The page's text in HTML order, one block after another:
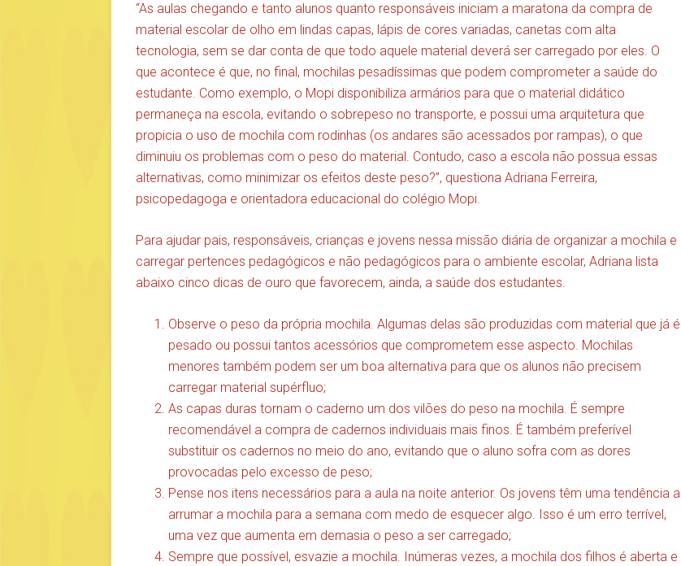
“As aulas chegando e tanto alunos quanto responsáveis iniciam a maratona da compra de
material escolar de olho em lindas capas, lápis de cores variadas, canetas com alta
tecnologia, sem se dar conta de que todo aquele material deverá ser carregado por eles. O
que acontece é que, no final, mochilas pesadíssimas que podem comprometer a saúde do
estudante. Como exemplo, o Mopi disponibiliza armários para que o material didático
permaneça na escola, evitando o sobrepeso no transporte, e possui uma arquitetura que
propicia o uso de mochila com rodinhas (os andares são acessados por rampas), o que
diminuiu os problemas com o peso do material. Contudo, caso a escola não possua essas
alternativas, como minimizar os efeitos deste peso?”, questiona Adriana Ferreira,
psicopedagoga e orientadora educacional do colégio Mopi.
Para ajudar pais, responsáveis, crianças e jovens nessa missão diária de organizar a mochila e
carregar pertences pedagógicos e não pedagógicos para o ambiente escolar, Adriana lista
abaixo cinco dicas de ouro que favorecem, ainda, a saúde dos estudantes.
Observe o peso da própria mochila. Algumas delas são produzidas com material que já é
pesado ou possui tantos acessórios que comprometem esse aspecto. Mochilas
menores também podem ser um boa alternativa para que os alunos não precisem
carregar material supérfluo;
As capas duras tornam o caderno um dos vilões do peso na mochila. É sempre
recomendável a compra de cadernos individuais mais finos. É também preferível
substituir os cadernos no meio do ano, evitando que o aluno sofra com as dores
provocadas pelo excesso de peso;
Pense nos itens necessários para a aula na noite anterior. Os jovens têm uma tendência a
arrumar a mochila para a semana com medo de esquecer algo. Isso é um erro terrível,
uma vez que aumenta em demasia o peso a ser carregado;
Sempre que possível, esvazie a mochila. Inúmeras vezes, a mochila dos filhos é aberta e